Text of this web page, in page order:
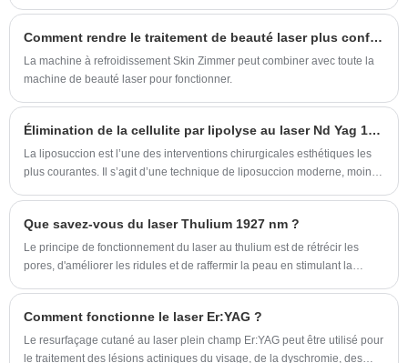
Comment rendre le traitement de beauté laser plus confortable?
La machine à refroidissement Skin Zimmer peut combiner avec toute la
machine de beauté laser pour fonctionner.
Élimination de la cellulite par lipolyse au laser Nd Yag 1064 nm
La liposuccion est l’une des interventions chirurgicales esthétiques les
plus courantes. Il s’agit d’une technique de liposuccion moderne, moins
zones traitées, suivie d'une aspiration, offrant ainsi l'avantage de la
collagénèse et du raffermissement de la peau.
Que savez-vous du laser Thulium 1927 nm ?
Le principe de fonctionnement du laser au thulium est de rétrécir les
pores, d'améliorer les ridules et de raffermir la peau en stimulant la
Comment fonctionne le laser Er:YAG ?
Le resurfaçage cutané au laser plein champ Er:YAG peut être utilisé pour
le traitement des lésions actiniques du visage, de la dyschromie, des